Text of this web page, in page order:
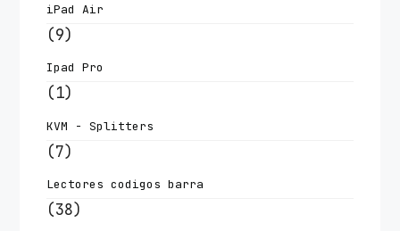
iPad Air
(9)
Ipad Pro
(1)
KVM - Splitters
(7)
Lectores codigos barra
(38)